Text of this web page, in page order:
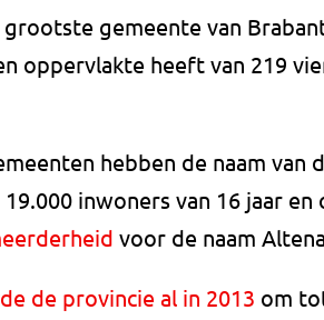
gemeente van
oppervlakte heeft van 219
hebben de naam van
inwoners van 16 jaar en
voor de naam
de provincie al in 2013 om